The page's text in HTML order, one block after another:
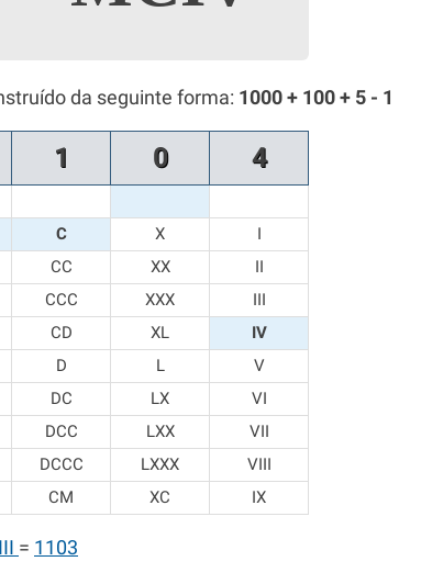
da seguinte forma: 1000 + 100 + 5 - 1
1 0 4
C X
I
CC XX
II
CCC XXX
III
CD XL
IV
D L
V
DC LX
VI
DCC LXX
VII
DCCC LXXX
VIII
CM XC IX
= 1103